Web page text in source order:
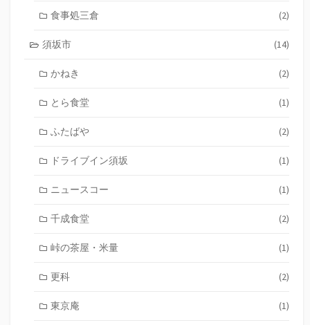
食事処三倉 (2)
須坂市 (14)
かねき (2)
とら食堂 (1)
ふたばや (2)
ドライブイン須坂 (1)
ニュースコー (1)
千成食堂 (2)
峠の茶屋・米量 (1)
更科 (2)
東京庵 (1)